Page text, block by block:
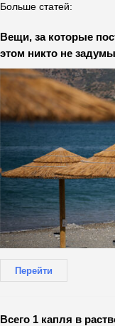
Больше статей:
Вещи, за которые
этом никто не
Перейти
Всего 1 капля в раствор — и пеларгония цветёт